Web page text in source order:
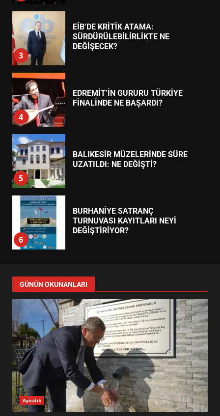
3
EİB’DE KRİTİK ATAMA:
SÜRDÜRÜLEBİLİRLİKTE NE
DEĞİŞECEK?
4
EDREMİT’İN GURURU TÜRKİYE
FİNALİNDE NE BAŞARDI?
5
BALIKESİR MÜZELERİNDE SÜRE
UZATILDI: NE DEĞİŞTİ?
6
BURHANİYE SATRANÇ
TURNUVASI KAYITLARI NEYİ
DEĞİŞTİRİYOR?
7
YENİ YÖNETİM NASIL
ŞEKİLLENDİ?
1
AYVALIK SU MİRASI İÇİN
HAREKETE GEÇİYOR: GÖZLER
BULUŞMADA
ESA 2026’DA TÜRK BAHARATI
NEYİ TEMSİL ETTİ?
GÜNÜN OKUNANLARI
Ayvalık